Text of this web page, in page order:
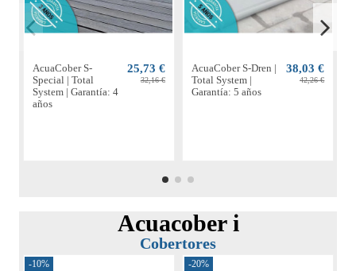
AcuaCober S-
Special | Total
System | Garantía: 4
años
25,73 €
32,16 €
AcuaCober S-Dren |
Total System |
Garantía: 5 años
38,03 €
42,26 €
Acuacober i
Cobertores
-10% -20%